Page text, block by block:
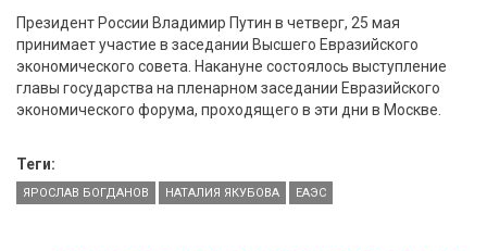
Президент России Владимир Путин в четверг, 25 мая
принимает участие в заседании Высшего Евразийского
экономического совета. Накануне состоялось выступление
главы государства на пленарном заседании Евразийского
экономического форума, проходящего в эти дни в Москве.
Теги:
ЯРОСЛАВ БОГДАНОВ НАТАЛИЯ ЯКУБОВА ЕАЭС